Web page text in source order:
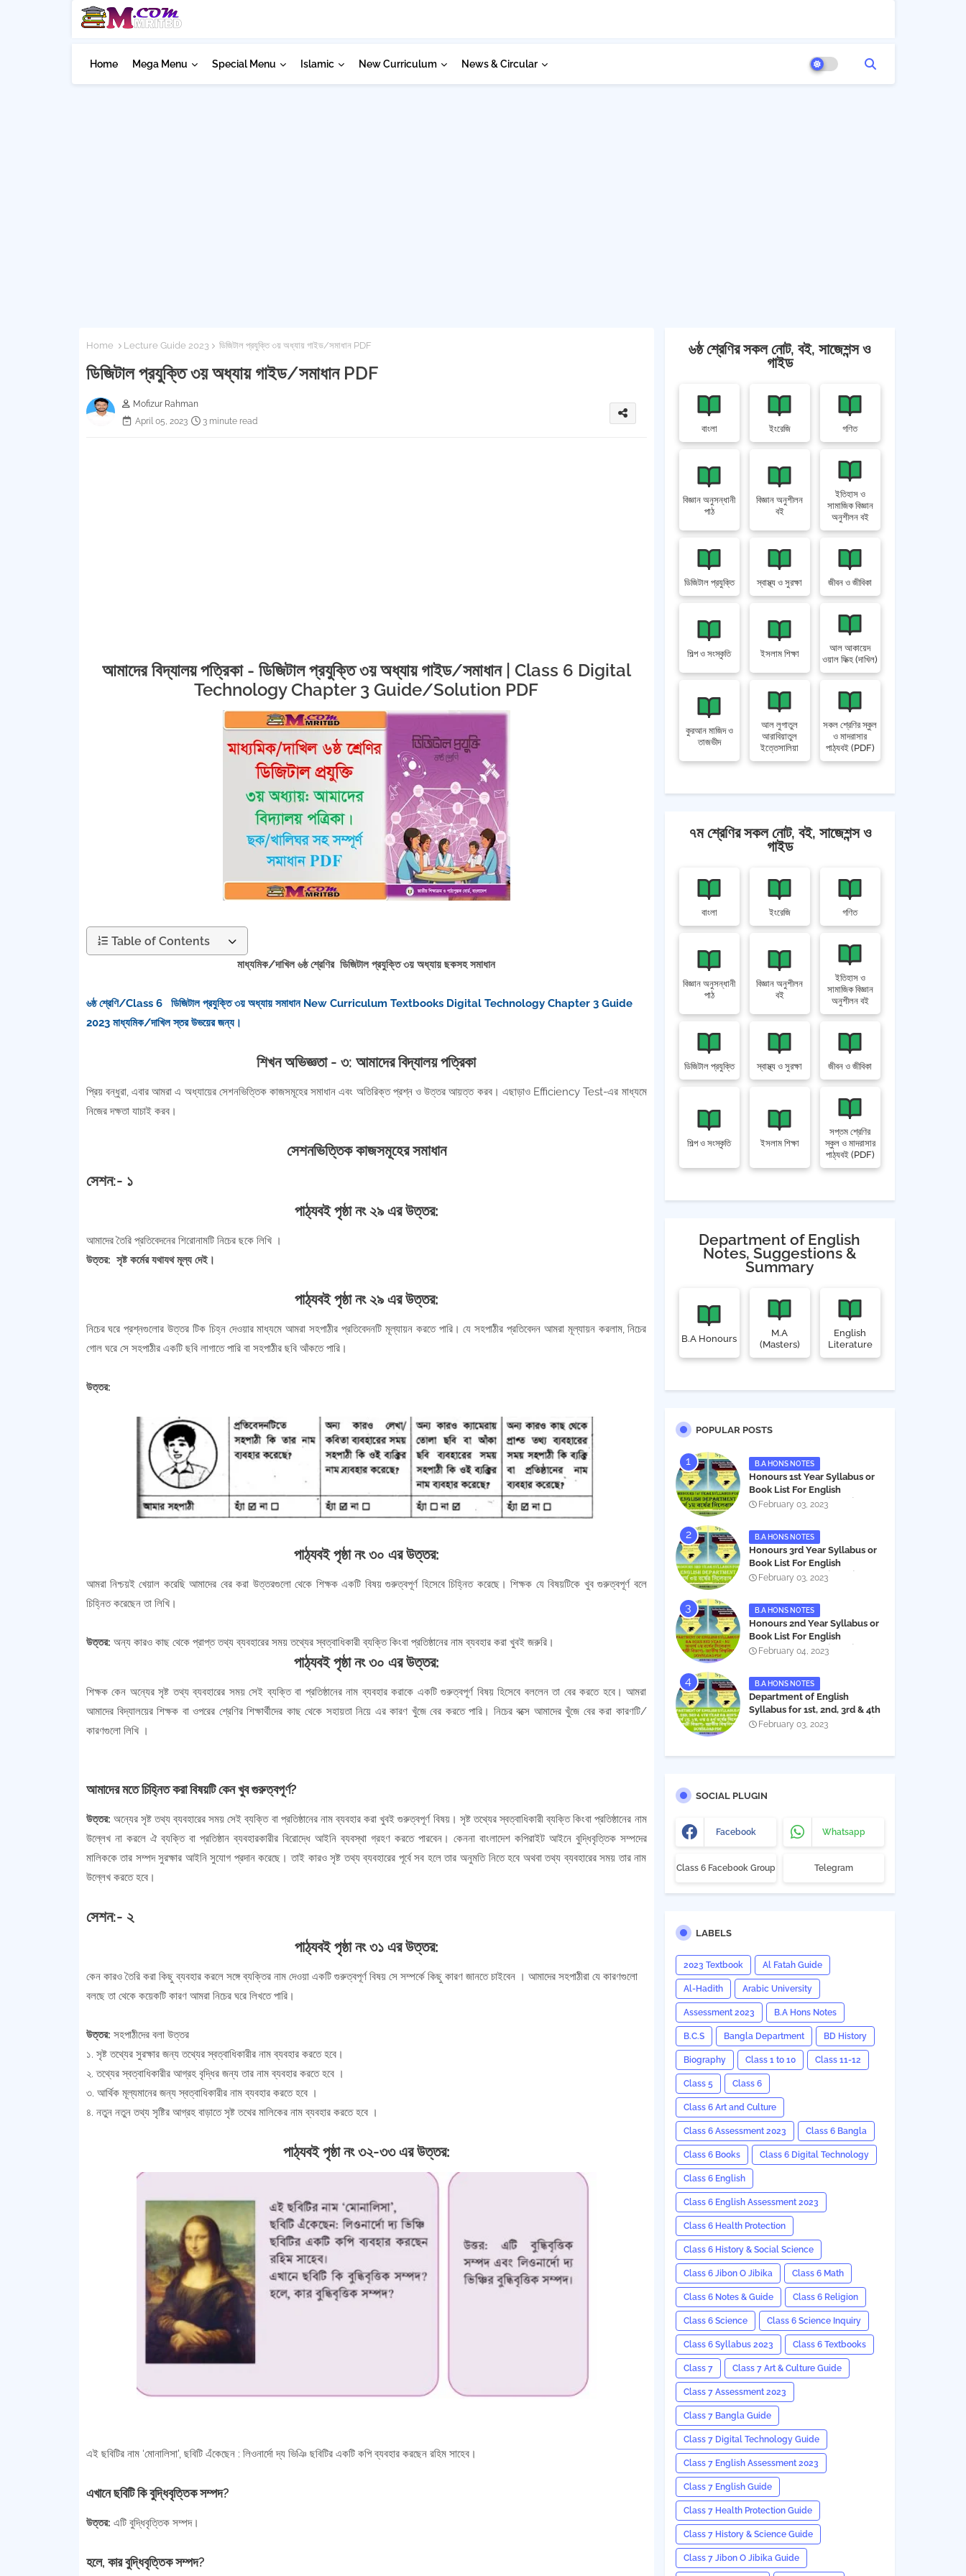
Home Mega Menu Special Menu Islamic New Curriculum News & Circular
Home Lecture Guide 2023 ডিজিটাল প্রযুক্তি ৩য় অধ্যায় গাইড/সমাধান PDF
ডিজিটাল প্রযুক্তি ৩য় অধ্যায় গাইড/সমাধান PDF
Mofizur Rahman
April 05, 2023
3 minute read
আমাদের বিদ্যালয় পত্রিকা - ডিজিটাল প্রযুক্তি ৩য় অধ্যায় গাইড/সমাধান | Class 6 Digital
Technology Chapter 3 Guide/Solution PDF
Table of Contents
মাধ্যমিক/দাখিল ৬ষ্ঠ শ্রেণির ডিজিটাল প্রযুক্তি ৩য় অধ্যায় ছকসহ সমাধান
৬ষ্ঠ শ্রেণি/Class 6 ডিজিটাল প্রযুক্তি ৩য় অধ্যায় সমাধান New Curriculum Textbooks Digital Technology Chapter 3 Guide
2023 মাধ্যমিক/দাখিল স্তর উভয়ের জন্য।
শিখন অভিজ্ঞতা - ৩: আমাদের বিদ্যালয় পত্রিকা
প্রিয় বন্ধুরা, এবার আমরা এ অধ্যায়ের সেশনভিত্তিক কাজসমূহের সমাধান এবং অতিরিক্ত প্রশ্ন ওউত্তর আয়ত্ত করব। এছাড়াও Efficiency Test-এর মাধ্যমে
নিজের দক্ষতা যাচাই করব।
সেশনভিত্তিক কাজসমূহের সমাধান
সেশন:- ১
পাঠ্যবই পৃষ্ঠা নং ২৯এর উত্তর:
আমাদের তৈরি প্রতিবেদনের শিরোনামটি নিচের ছকে লিখি ।
উত্তর: সৃষ্ট কর্মের যথাযথ মূল্য দেই।
পাঠ্যবই পৃষ্ঠা নং ২৯এর উত্তর:
নিচের ঘরে প্রশ্নগুলোর উত্তর টিক চিহ্ন দেওয়ার মাধ্যমে আমরা সহপাঠীর প্রতিবেদনটি মূল্যায়ন করতে পারি। যে সহপাঠীর প্রতিবেদন আমরা মূল্যায়ন করলাম, নিচের
গোল ঘরে সে সহপাঠীর একটি ছবি লাগাতে পারি বা সহপাঠীর ছবি আঁকতে পারি।
উত্তর:
পাঠ্যবই পৃষ্ঠা নং ৩০ এর উত্তর:
আমরা নিশ্চয়ই খেয়াল করেছি আমাদের বের করা উত্তরগুলো থেকে শিক্ষক একটি বিষয় গুরুত্বপূর্ণ হিসেবে চিহ্নিত করেছে। শিক্ষক যে বিষয়টিকে খুব গুরুত্বপূর্ণ বলে
চিহ্নিত করেছেন তা লিখি।
উত্তর: অন্য কারও কাছ থেকে প্রাপ্ত তথ্য ব্যবহারের সময় তথ্যের স্বত্বাধিকারী ব্যক্তি কিংবা প্রতিষ্ঠানের নাম ব্যবহার করা খুবই জরুরি।
পাঠ্যবই পৃষ্ঠা নং ৩০ এর উত্তর:
শিক্ষক কেন অন্যের সৃষ্ট তথ্য ব্যবহারের সময় সেই ব্যক্তি বা প্রতিষ্ঠানের নাম ব্যবহার করাকে একটি গুরুত্বপূর্ণ বিষয় হিসেবে বললেন তা বের করতে হবে। আমরা
আমাদের বিদ্যালয়ের শিক্ষক বা ওপরের শ্রেণির শিক্ষার্থীদের কাছ থেকে সহায়তা নিয়ে এর কারণ খুঁজে বের করতে পারি। নিচের বক্সে আমাদের খুঁজে বের করা কারণটি/
কারণগুলো লিখি ।
আমাদের মতে চিহ্নিত করা বিষয়টি কেন খুব গুরুত্বপূর্ণ?
উত্তর: অন্যের সৃষ্ট তথ্য ব্যবহারের সময় সেই ব্যক্তি বা প্রতিষ্ঠানের নাম ব্যবহার করা খুবই গুরুত্বপূর্ণ বিষয়। সৃষ্ট তথ্যের স্বত্বাধিকারী ব্যক্তি কিংবা প্রতিষ্ঠানের নাম
উল্লেখ না করলে ঐ ব্যক্তি বা প্রতিষ্ঠান ব্যবহারকারীর বিরোদ্ধে আইনি ব্যবস্থা গ্রহণ করতে পারবেন। কেননা বাংলাদেশ কপিরাইট আইনে বুদ্ধিবৃত্তিক সম্পদের
মালিককে তার সম্পদ সুরক্ষার আইনি সুযোগ প্রদান করেছে। তাই কারও সৃষ্ট তথ্য ব্যবহারের পূর্বে সব হলে তার অনুমতি নিতে হবে অথবা তথ্য ব্যবহারের সময় তার নাম
উল্লেখ করতে হবে।
সেশন:- ২
পাঠ্যবই পৃষ্ঠা নং ৩১ এর উত্তর:
কেন কারও তৈরি করা কিছু ব্যবহার করলে সঙ্গে ব্যক্তির নাম দেওয়া একটি গুরুত্বপূর্ণ বিষয় সে সম্পর্কে কিছু কারণ জানতে চাইবেন । আমাদের সহপাঠীরা যে কারণগুলো
বলছে তা থেকে কয়েকটি কারণ আমরা নিচের ঘরে লিখতে পারি।
উত্তর: সহপাঠীদের বলা উত্তর
১. সৃষ্ট তথ্যের সুরক্ষার জন্য তথ্যের স্বত্বাধিকারীর নাম ব্যবহার করতে হবে।
২. তথ্যের স্বত্বাধিকারীর আগ্রহ বৃদ্ধির জন্য তার নাম ব্যবহার করতে হবে ।
৩. আর্থিক মূল্যমানের জন্য স্বত্বাধিকারীর নাম ব্যবহার করতে হবে ।
৪. নতুন নতুন তথ্য সৃষ্টির আগ্রহ বাড়াতে সৃষ্ট তথের মালিকের নাম ব্যবহার করতে হবে ।
পাঠ্যবই পৃষ্ঠা নং ৩২-৩৩এর উত্তর:
এই ছবিটির নাম ‘মোনালিসা', ছবিটি এঁকেছেন : লিওনার্দো দ্য ভিঞি ছবিটির একটি কপি ব্যবহার করছেন রহিম সাহেব।
এখানে ছবিটি কি বুদ্ধিবৃত্তিক সম্পদ?
উত্তর: এটি বুদ্ধিবৃত্তিক সম্পদ।
হলে, কার বুদ্ধিবৃত্তিক সম্পদ?
৬ষ্ঠ শ্রেণির সকল নোট, বই, সাজেশন্স ও
গাইড
বাংলা ইংরেজি গণিত
বিজ্ঞান অনুসন্ধানী
পাঠ
বিজ্ঞান অনুশীলন
বই
ইতিহাস ও
সামাজিক বিজ্ঞান
অনুশীলন বই
ডিজিটাল প্রযুক্তি স্বাস্থ্য ও সুরক্ষা জীবন ও জীবিকা
শিল্প ও সংস্কৃতি ইসলাম শিক্ষা
আল আকায়েদ
ওয়াল ফিক্হ (দাখিল)
কুরআন মাজিদ ও
তাজভীদ
আল লুগাতুল
আরাবিয়াতুল
ইত্তেসালিয়া
সকল শ্রেণির স্কুল
ও মাদরাসার
পাঠ্যবই (PDF)
৭ম শ্রেণির সকল নোট, বই, সাজেশন্স ও
গাইড
বাংলা ইংরেজি গণিত
বিজ্ঞান অনুসন্ধানী
পাঠ
বিজ্ঞান অনুশীলন
বই
ইতিহাস ও
সামাজিক বিজ্ঞান
অনুশীলন বই
ডিজিটাল প্রযুক্তি স্বাস্থ্য ও সুরক্ষা জীবন ও জীবিকা
শিল্প ও সংস্কৃতি ইসলাম শিক্ষা
সপ্তম শ্রেণির
স্কুল ও মাদরাসার
পাঠ্যবই (PDF)
Department of English
Notes, Suggestions &
Summary
B.A Honours
M.A
(Masters)
English
Literature
POPULAR POSTS
B.A HONS NOTES
Honours 1st Year Syllabus or
Book List For English
Department - অনার্স ১ম বর্ষের সিলেবাস
February 03, 2023
B.A HONS NOTES
Honours 3rd Year Syllabus or
Book List For English
Department - অনার্স ৩য় বর্ষের সিলেবাস
February 03, 2023
B.A HONS NOTES
Honours 2nd Year Syllabus or
Book List For English
Department - অনার্স ২য় বর্ষের সিলেবাস
February 04, 2023
B.A HONS NOTES
Department of English
Syllabus for 1st, 2nd, 3rd & 4th
Year BA Hon's - NU | বিএ অনার্স
February 03, 2023
SOCIAL PLUGIN
Facebook Whatsapp
Class 6 Facebook Group Telegram
LABELS
2023 Textbook Al Fatah Guide
Al-Hadith Arabic University
Assessment 2023 B.A Hons Notes
B.C.S Bangla Department BD History
Biography Class 1 to 10 Class 11-12
Class 5 Class 6
Class 6 Art and Culture
Class 6 Assessment 2023 Class 6 Bangla
Class 6 Books Class 6 Digital Technology
Class 6 English
Class 6 English Assessment 2023
Class 6 Health Protection
Class 6 History & Social Science
Class 6 Jibon O Jibika Class 6 Math
Class 6 Notes & Guide Class 6 Religion
Class 6 Science Class 6 Science Inquiry
Class 6 Syllabus 2023 Class 6 Textbooks
Class 7 Class 7 Art & Culture Guide
Class 7 Assessment 2023
Class 7 Bangla Guide
Class 7 Digital Technology Guide
Class 7 English Assessment 2023
Class 7 English Guide
Class 7 Health Protection Guide
Class 7 History & Science Guide
Class 7 Jibon O Jibika Guide